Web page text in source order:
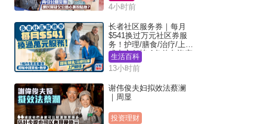
4小时前
长者社区服务券｜每月
$541换过万元社区券服
务！护理/膳食/治疗/上门
或中心任拣 1条件免资产
审查（附申请资格及教
学）
生活百科
13小时前
谢伟俊夫妇拟效法蔡澜
｜周显
投资理财